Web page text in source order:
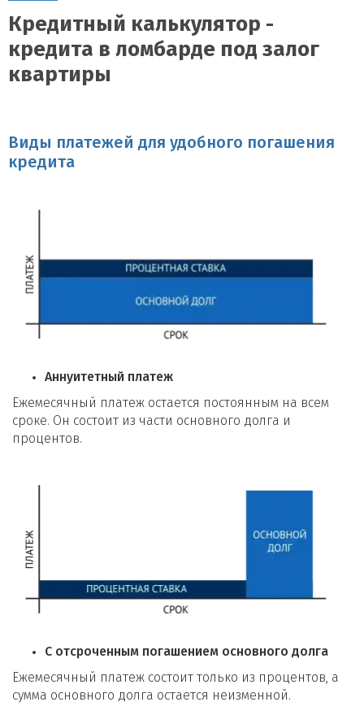
Кредитный калькулятор -
кредита в ломбарде под залог
квартиры
Виды платежей для удобного погашения
кредита
Аннуитетный платеж
Ежемесячный платеж остается постоянным на всем
сроке. Он состоит из части основного долга и
процентов.
С отсроченным погашением основного долга
Ежемесячный платеж состоит только из процентов, а
сумма основного долга остается неизменной.